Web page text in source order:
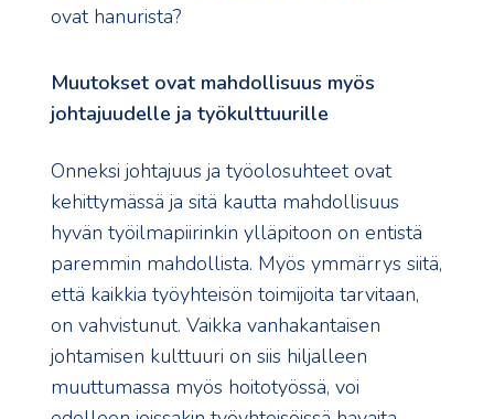
ovat hanurista?
Muutokset ovat mahdollisuus myös
johtajuudelle ja työkulttuurille
Onneksi johtajuus ja työolosuhteet ovat
kehittymässä ja sitä kautta mahdollisuus
hyvän työilmapiirinkin ylläpitoon on entistä
paremmin mahdollista. Myös ymmärrys siitä,
että kaikkia työyhteisön toimijoita tarvitaan,
on vahvistunut. Vaikka vanhakantaisen
johtamisen kulttuuri on siis hiljalleen
muuttumassa myös hoitotyössä, voi